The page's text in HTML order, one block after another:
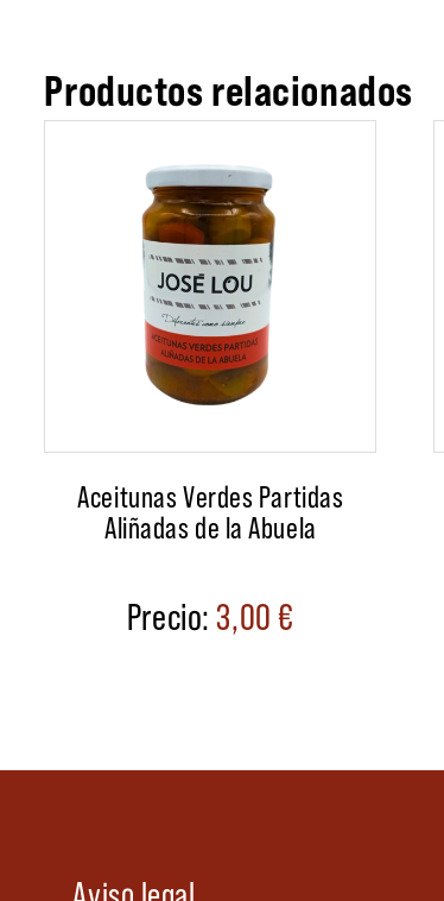
Productos relacionados
Aceitunas Verdes Partidas
Aliñadas de la Abuela
3,00€